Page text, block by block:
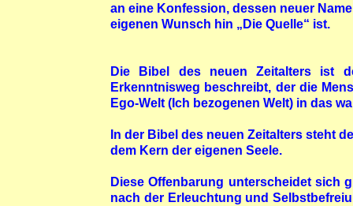
an eine Konfession, dessen neuer
eigenen Wunsch hin „Die Quelle“ ist.
Die Bibel des neuen Zeitalters ist
Erkenntnisweg beschreibt, der die
Ego-Welt (Ich bezogenen Welt) in das
In der Bibel des neuen Zeitalters steht
dem Kern der eigenen Seele.
Diese Offenbarung unterscheidet sich
nach der Erleuchtung und